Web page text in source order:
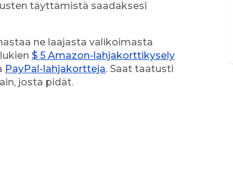
täyttämistä saadaksesi
ne laajasta valikoimasta
$ 5 Amazon-lahjakorttikysely
PayPal-lahjakortteja. Saat taatusti
josta pidät.